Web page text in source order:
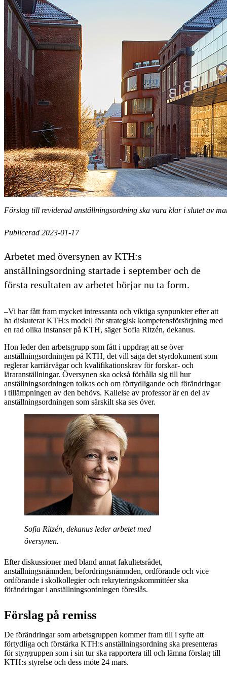
Förslag till reviderad anställningsordning ska vara klar i slutet av
Publicerad 2023-01-17
Arbetet med översynen av KTH:s
anställningsordning startade i september och de
första resultaten av arbetet börjar nu ta form.
–Vi har fått fram mycket intressanta och viktiga synpunkter efter att
ha diskuterat KTH:s modell för strategisk kompetensförsörjning med
en rad olika instanser på KTH, säger Sofia Ritzén, dekanus.
Hon leder den arbetsgrupp som fått i uppdrag att se över
anställningsordningen på KTH, det vill säga det styrdokument som
reglerar karriärvägar och kvalifikationskrav för forskar- och
läraranställningar. Översynen ska också förhålla sig till hur
anställningsordningen tolkas och om förtydligande och förändringar
i tillämpningen av den behövs. Kallelse av professor är en del av
anställningsordningen som särskilt ska ses över.
Sofia Ritzén, dekanus leder arbetet med
översynen.
Efter diskussioner med bland annat fakultetsrådet,
anställningsnämnden, befordringsnämnden, ordförande och vice
ordförande i skolkollegier och rekryteringskommittéer ska
förändringar i anställningsordningen föreslås.
Förslag på remiss
De förändringar som arbetsgruppen kommer fram till i syfte att
förtydliga och förstärka KTH:s anställningsordning ska presenteras
för styrgruppen som i sin tur ska rapportera till och lämna förslag till
KTH:s styrelse och dess möte 24 mars.